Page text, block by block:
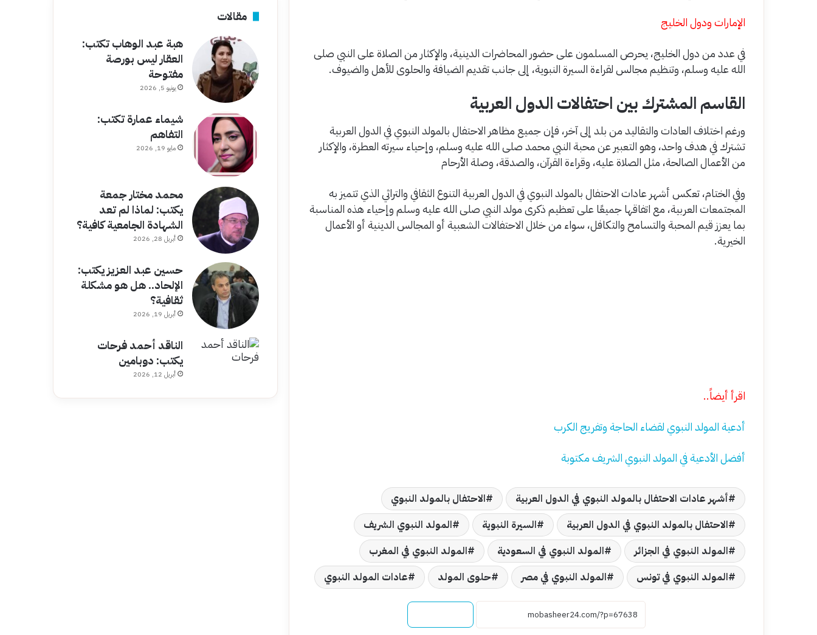
الإمارات ودول الخليج
في عدد من دول الخليج، يحرص المسلمون على حضور المحاضرات الدينية، والإكثار من الصلاة على النبي صلى
الله عليه وسلم، وتنظيم مجالس لقراءة السيرة النبوية، إلى جانب تقديم الضيافة والحلوى للأهل والضيوف.
القاسم المشترك بين احتفالات الدول العربية
ورغم اختلاف العادات والتقاليد من بلد إلى آخر، فإن جميع مظاهر الاحتفال بالمولد النبوي في الدول العربية
تشترك في هدف واحد، وهو التعبير عن محبة النبي محمد صلى الله عليه وسلم، وإحياء سيرته العطرة، والإكثار
من الأعمال الصالحة، مثل الصلاة عليه، وقراءة القرآن، والصدقة، وصلة الأرحام
وفي الختام، تعكس أشهر عادات الاحتفال بالمولد النبوي في الدول العربية التنوع الثقافي والتراثي الذي تتميز به
المجتمعات العربية، مع اتفاقها جميعًا على تعظيم ذكرى مولد النبي صلى الله عليه وسلم وإحياء هذه المناسبة
بما يعزز قيم المحبة والتسامح والتكافل، سواء من خلال الاحتفالات الشعبية أو المجالس الدينية أو الأعمال
الخيرية.
اقرأ أيضاً..
أدعية المولد النبوي لقضاء الحاجة وتفريج الكرب
أفضل الأدعية في المولد النبوي الشريف مكتوبة
أشهر عادات الاحتفال بالمولد النبوي في الدول العربية
الاحتفال بالمولد النبوي
الاحتفال بالمولد النبوي في الدول العربية
السيرة النبوية
المولد النبوي الشريف
المولد النبوي في الجزائر
المولد النبوي في السعودية
المولد النبوي في المغرب
المولد النبوي في تونس
المولد النبوي في مصر حلوى المولد عادات المولد النبوي
مقالات
هبة عبد الوهاب تكتب:
العقار ليس بورصة
مفتوحة
يونيو 5, 2026
شيماء عمارة تكتب:
التفاهم
مايو 19, 2026
محمد مختار جمعة
يكتب: لماذا لم تعد
الشهادة الجامعية كافية؟
أبريل 28, 2026
حسين عبد العزيز يكتب:
الإلحاد.. هل هو مشكلة
ثقافية؟
أبريل 19, 2026
الناقد أحمد فرحات
يكتب: دوبامين
أبريل 12, 2026